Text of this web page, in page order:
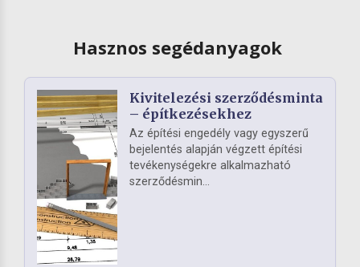
Hasznos segédanyagok
Kivitelezési szerződésminta
– építkezésekhez
Az építési engedély vagy egyszerű
bejelentés alapján végzett építési
tevékenységekre alkalmazható
szerződésmin...